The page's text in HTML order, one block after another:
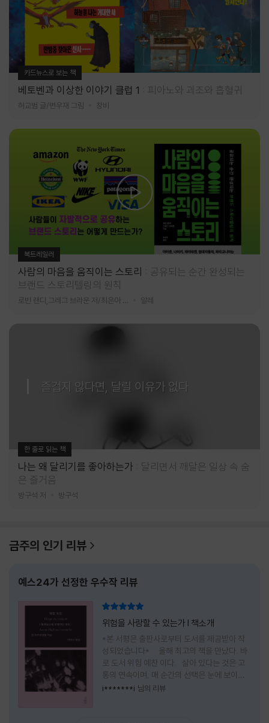
카드뉴스로 보는 책
베토벤과 이상한 이야기 클럽 1 피아노와 괴조와 흡혈귀
허교범 글/변우재 그림 창비
북트레일러
사람의 마음을 움직이는 스토리
공유되는 순간 완성되는
브랜드 스토리텔링의 원칙
알레
즐겁지 않다면, 달릴 이유가 없다
한 줄로 읽는 책
나는 왜 달리기를 좋아하는가
달리면서 깨달은 일상 속 숨
은 즐거움
방구석 저 방구석
금주의 인기 리뷰
예스24가 선정한 우수작 리뷰
위험을 사랑할 수 있는가 l 책소개
*본 서평은 출판사로부터 도서를 제공받아 작
성되었습니다* 올해 최고의 책을 만났다. 바
로 도서 위험 예찬 이다. 살아 있다는 것은 고
통의 연속이며, 매 순간의 선택은 눈에 보이지
않는 위험을 감수해야 한다는 것을 의미한다.
i*******i 님의 리뷰